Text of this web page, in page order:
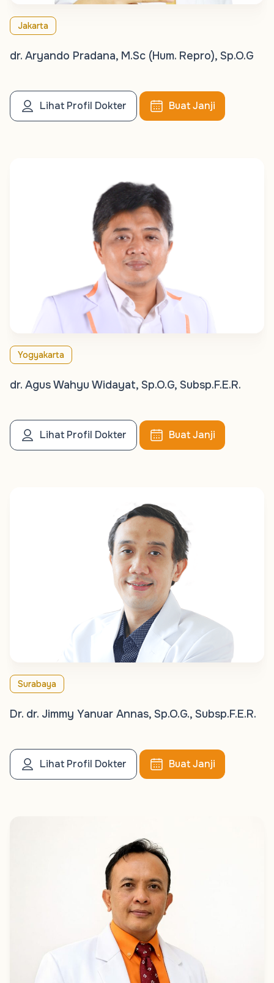
Jakarta
dr. Aryando Pradana, M.Sc (Hum. Repro), Sp.O.G
Lihat Profil Dokter Buat Janji
Yogyakarta
dr. Agus Wahyu Widayat, Sp.O.G, Subsp.F.E.R.
Lihat Profil Dokter Buat Janji
Surabaya
Dr. dr. Jimmy Yanuar Annas, Sp.O.G., Subsp.F.E.R.
Lihat Profil Dokter Buat Janji